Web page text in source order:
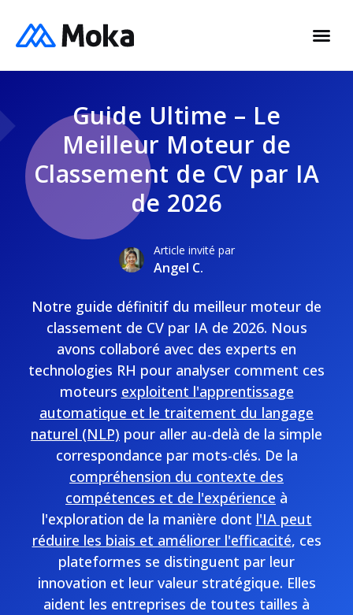
Guide Ultime – Le
Meilleur Moteur de
Classement de CV par IA
de 2026
Article invité par
Angel C.
Notre guide définitif du meilleur moteur de
classement de CV par IA de 2026. Nous
avons collaboré avec des experts en
technologies RH pour analyser comment ces
moteurs exploitent l'apprentissage
automatique et le traitement du langage
naturel (NLP) pour aller au-delà de la simple
correspondance par mots-clés. De la
compréhension du contexte des
compétences et de l'expérience à
l'exploration de la manière dont l'IA peut
réduire les biais et améliorer l'efficacité, ces
plateformes se distinguent par leur
innovation et leur valeur stratégique. Elles
aident les entreprises de toutes tailles à